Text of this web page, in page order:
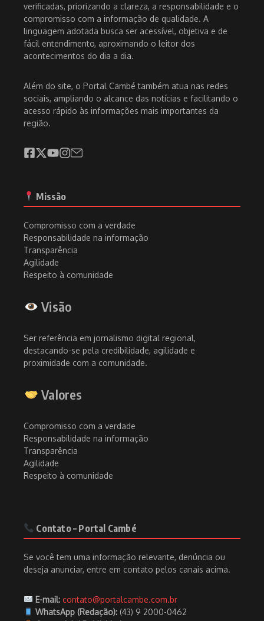
verificadas, priorizando a clareza, a responsabilidade e o
compromisso com a informação de qualidade. A
linguagem adotada busca ser acessível, objetiva e de
fácil entendimento, aproximando o leitor dos
acontecimentos do dia a dia.
Além do site, o Portal Cambé também atua nas redes
sociais, ampliando o alcance das notícias e facilitando o
acesso rápido às informações mais importantes da
região.
Missão
Compromisso com a verdade
Responsabilidade na informação
Transparência
Agilidade
Respeito à comunidade
Visão
Ser referência em jornalismo digital regional,
destacando-se pela credibilidade, agilidade e
proximidade com a comunidade.
Valores
Compromisso com a verdade
Responsabilidade na informação
Transparência
Agilidade
Respeito à comunidade
Contato – Portal Cambé
Se você tem uma informação relevante, denúncia ou
deseja anunciar, entre em contato pelos canais acima.
E-mail: contato@portalcambe.com.br
WhatsApp (Redação):(43) 9 2000-0462